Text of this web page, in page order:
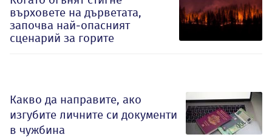
върховете на дърветата,
започва най-опасният
сценарий за горите
Какво да направите, ако
изгубите личните си документи
в чужбина